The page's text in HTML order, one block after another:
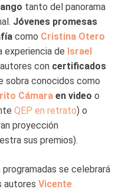
tanto del panorama
Jóvenes promesas
como Cristina Otero
experiencia de Israel
con certificados
sobra conocidos como
Cámara en video o
QEP en retrato) o
proyección
sus premios).
se celebrará
autores Vicente